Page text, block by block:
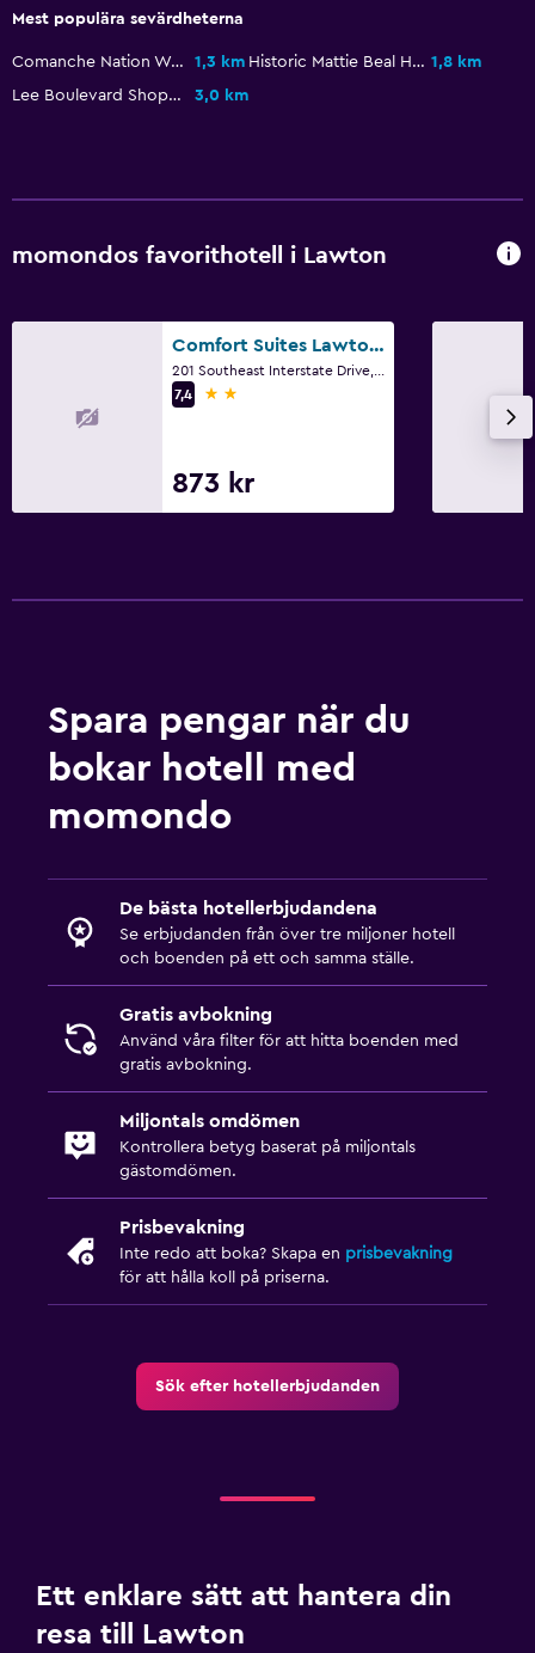
Grill
Sällskapsspel/pussel
Parkering och transport
Gratis parkering
Sovrum
Kudde med fjäderstoppning
Poolbar
Utomhuspool
Arbetsyta
Skrivbord
Restauranger
Försäljningsautomat (drycker)
Familjevänligt
Poolleksaker
Mest populära sevärdheterna
Comanche Nation Waterpark 1,3 km Historic Mattie Beal Home 1,8 km
Lee Boulevard Shopping Center
3,0 km
momondos favorithotell i Lawton
Comfort Suites Lawton Near Fort Sill
7,4
2 stjärnor
873 kr
Spara pengar när du
bokar hotell med
momondo
De bästa hotellerbjudandena
Se erbjudanden från över tre miljoner hotell
och boenden på ett och samma ställe.
Gratis avbokning
Använd våra filter för att hitta boenden med
gratis avbokning.
Miljontals omdömen
Kontrollera betyg baserat på miljontals
gästomdömen.
Prisbevakning
Inte redo att boka? Skapa en prisbevakning
för att hålla koll på priserna.
Sök efter hotellerbjudanden
Ett enklare sätt att hantera din
resa till Lawton